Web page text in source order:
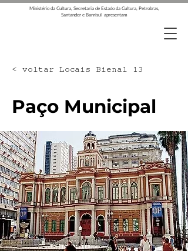
Ministério da Cultura, Secretaria de Estado da Cultura, Petrobras,
Santander e Banrisul apresentam
< voltar Locais Bienal 13
Paço Municipal